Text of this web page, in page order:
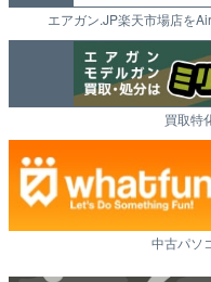
エアガン.JP楽天市場店を
買取特
中古パソ